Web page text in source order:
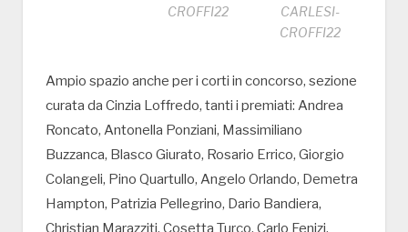
CROFFI22
CARLESI-
CROFFI22
Ampio spazio anche per i corti in concorso, sezione
curata da Cinzia Loffredo, tanti i premiati: Andrea
Roncato, Antonella Ponziani, Massimiliano
Buzzanca, Blasco Giurato, Rosario Errico, Giorgio
Colangeli, Pino Quartullo, Angelo Orlando, Demetra
Hampton, Patrizia Pellegrino, Dario Bandiera,
Christian Marazziti, Cosetta Turco, Carlo Fenizi,